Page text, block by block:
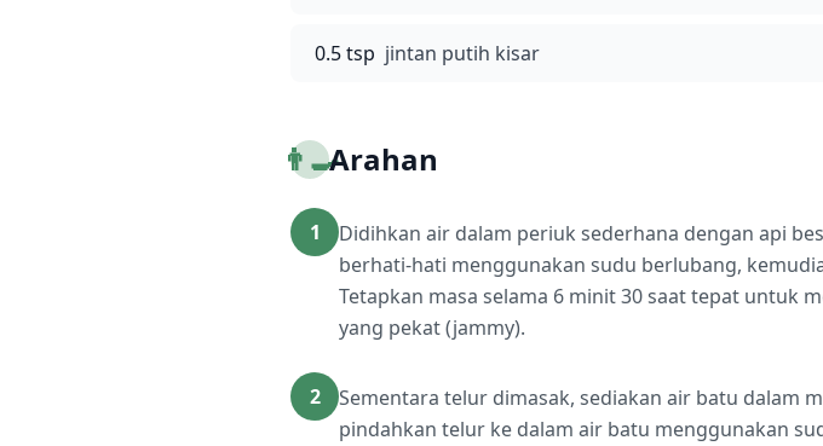
0.5 tsp jintan putih kisar
👨‍🍳Arahan
1
Didihkan air dalam periuk sederhana dengan api
berhati-hati menggunakan sudu berlubang,
Tetapkan masa selama 6 minit 30 saat tepat untuk
yang pekat (jammy).
2
Sementara telur dimasak, sediakan air batu dalam
pindahkan telur ke dalam air batu menggunakan